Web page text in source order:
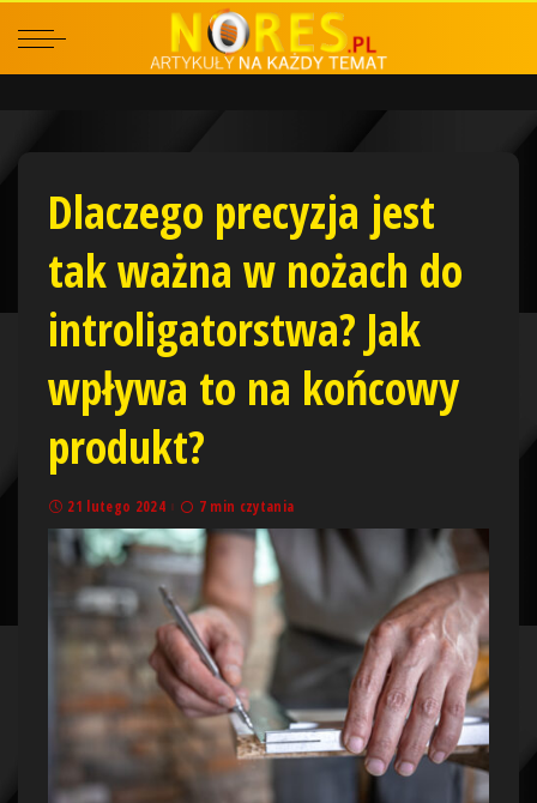
Dlaczego precyzja jest
tak ważna w nożach do
introligatorstwa? Jak
wpływa to na końcowy
produkt?
21 lutego 2024 7 min czytania